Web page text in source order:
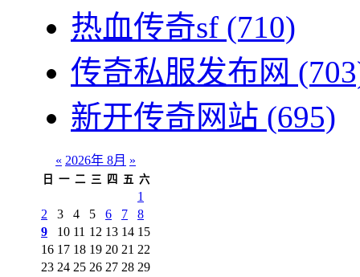
热血传奇sf (710)
传奇私服发布网
新开传奇网站 (695)
« 2026年 8月 »
日 一 二 三 四 五 六
1
2
3 4 5 6 7
8
9
10 11 12 13 14 15
16 17 18 19 20 21 22
23 24 25 26 27 28 29